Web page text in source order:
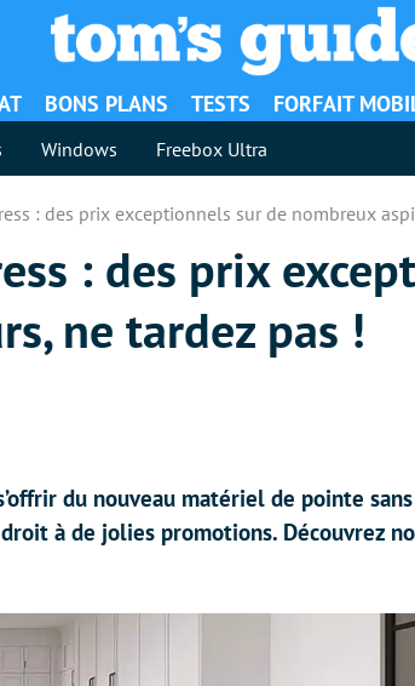
BONS PLANS TESTS FORFAIT
Windows Freebox Ultra
: des prix exceptionnels sur de nombreux
: des prix
ne tardez pas !
du nouveau matériel de pointe
à de jolies promotions. Découvrez